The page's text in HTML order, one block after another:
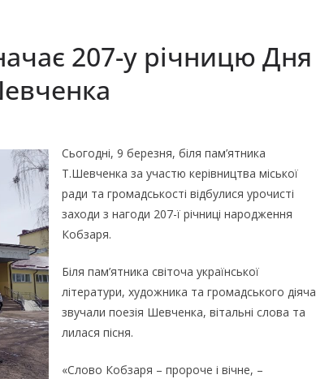
207-у річницю Дня
Сьогодні, 9 березня, біля пам’ятника
Т.Шевченка за участю керівництва міської
ради та громадськості відбулися урочисті
заходи з нагоди 207-ї річниці народження
Кобзаря.
Біля пам’ятника світоча української
літератури, художника та громадського діяча
звучали поезія Шевченка, вітальні слова та
лилася пісня.
«Слово Кобзаря – пророче і вічне, –